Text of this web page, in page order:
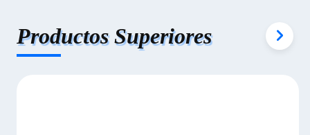
Productos Superiores